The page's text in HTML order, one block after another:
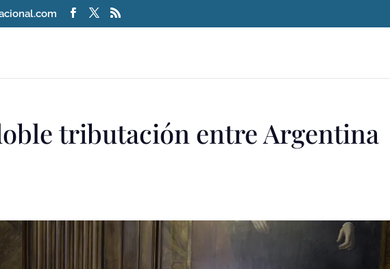
tributación entre Argentina